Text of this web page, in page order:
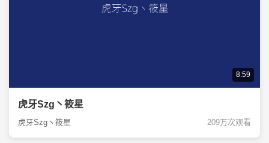
8:59
虎牙Szg丶筱星
虎牙Szg丶筱星 209万次观看